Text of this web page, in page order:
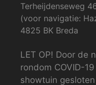
Terheijdenseweg
(voor navigatie:
4825 BK Breda
LET OP! Door de
rondom COVID-
showtuin